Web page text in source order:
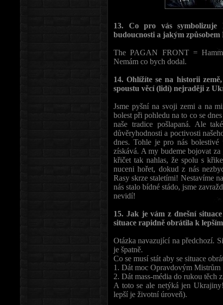
13. Co pro vás
budoucnosti a jakým způsobem
The PAGAN FRONT =
Nemám co bych dodal.
14. Ohlížíte se na historii
spoustu věcí (lidí) nejraději z
Jsme pyšní na svoji zemi a na
bolest při pohledu na to co se
naše tradice pošlapaná. Ale
důvěryhodnosti a poctivosti
dnes. Tohle je pro nás
získává. A my budeme bojovat
křičet tak nahlas, že spolu s
nuceni hořet, dokud z nás
Rasy skrze staletími! Nestavíme
nás stalo bídné stádo, jsme
nevidí!
15. Jak je vám z dnešní
situace rapidně obrátila k
Otázka navazující na předchozí.
je špatně.
Co se musí stát aby se situace
1. Dát moc Opravdovým Mistrům
2. Dát mass-média do rukou
A toto se ale netýká jen
lepší je životní úroveň).